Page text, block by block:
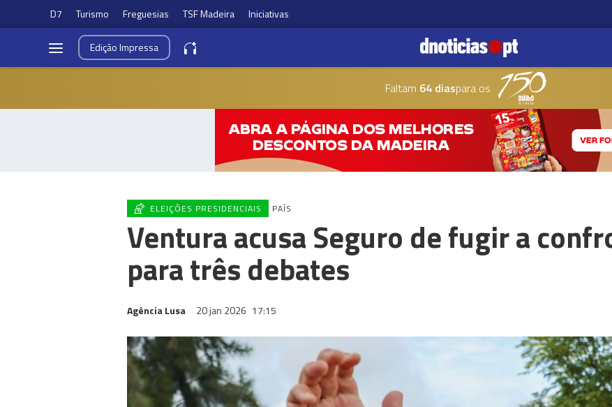
D7 Turismo Freguesias TSF Madeira Iniciativas
EdiçãoImpressa
Faltam 64 diaspara os
ELEIÇÕES PRESIDENCIAIS PAÍS
Ventura acusa Seguro de fugir a
para três debates
Agência Lusa 20 jan 2026 17:15